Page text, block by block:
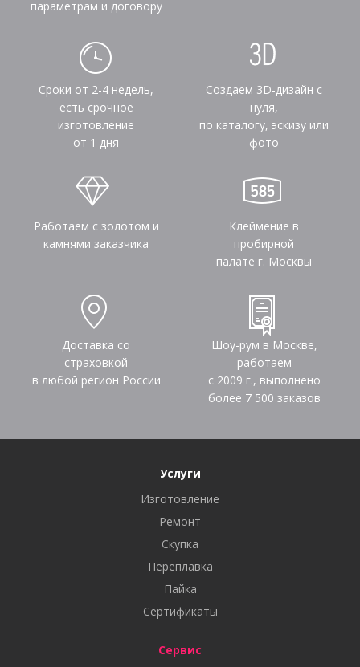
параметрам и договору
Сроки от 2-4 недель,
есть срочное
изготовление
от 1 дня
Создаем 3D-дизайн с
нуля,
по каталогу, эскизу или
фото
Работаем с золотом и
камнями заказчика
Клеймение в
пробирной
палате г. Москвы
Доставка со
страховкой
в любой регион России
Шоу-рум в Москве,
работаем
с 2009 г., выполнено
более 7 500 заказов
Услуги
Изготовление
Ремонт
Скупка
Переплавка
Пайка
Сертификаты
Сервис